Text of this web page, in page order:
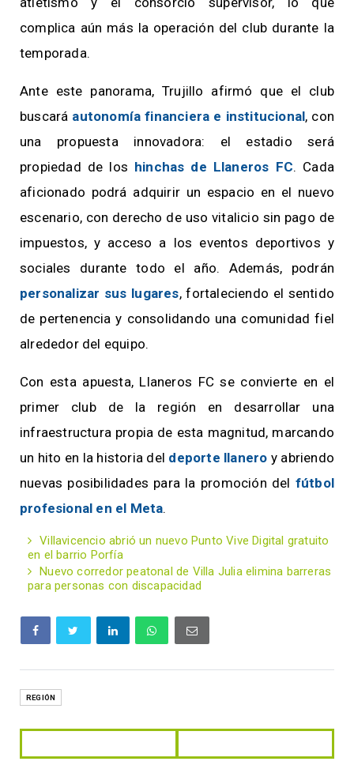
complica aún más la operación del club durante la
temporada.
Ante este panorama, Trujillo afirmó que el club
buscará autonomía financiera e institucional, con
una propuesta innovadora: el estadio será
propiedad de los hinchas de Llaneros FC. Cada
aficionado podrá adquirir un espacio en el nuevo
escenario, con derecho de uso vitalicio sin pago de
impuestos, y acceso a los eventos deportivos y
sociales durante todo el año. Además, podrán
personalizar sus lugares, fortaleciendo el sentido
de pertenencia y consolidando una comunidad fiel
alrededor del equipo.
Con esta apuesta, Llaneros FC se convierte en el
primer club de la región en desarrollar una
infraestructura propia de esta magnitud, marcando
un hito en la historia del deporte llanero y abriendo
nuevas posibilidades para la promoción del fútbol
profesional en el Meta.
Villavicencio abrió un nuevo Punto Vive Digital gratuito
en el barrio Porfía
Nuevo corredor peatonal de Villa Julia elimina barreras
para personas con discapacidad
REGIÓN